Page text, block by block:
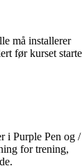
må installerer
før kurset
i Purple Pen og /
for trening,